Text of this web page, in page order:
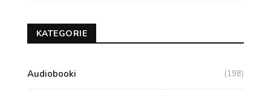
KATEGORIE
Audiobooki (198)